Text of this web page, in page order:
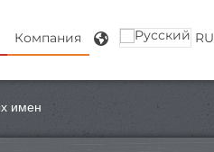
Компания RU
имен